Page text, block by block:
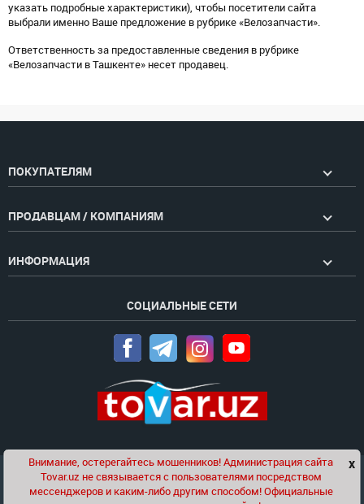
указать подробные характеристики), чтобы посетители сайта
выбрали именно Ваше предложение в рубрике «Велозапчасти».
Ответственность за предоставленные сведения в рубрике
«Велозапчасти в Ташкенте» несет продавец.
ПОКУПАТЕЛЯМ
ПРОДАВЦАМ / КОМПАНИЯМ
ИНФОРМАЦИЯ
СОЦИАЛЬНЫЕ СЕТИ
Проект компанииGolden Pages
Чат x
Внимание, остерегайтесь мошенников! Администрация сайта
Tovar.uz не связывается с пользователями посредством
мессенджеров и каким-либо другим способом! Официальные